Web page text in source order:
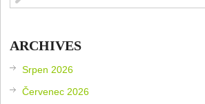
ARCHIVES
Srpen 2026
Červenec 2026